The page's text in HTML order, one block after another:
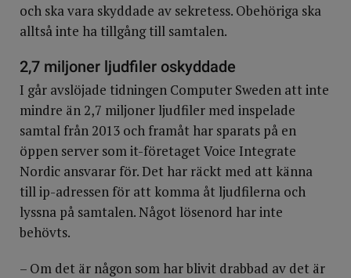
och ska vara skyddade av sekretess. Obehöriga ska
alltså inte ha tillgång till samtalen.
2,7 miljoner ljudfiler oskyddade
I går avslöjade tidningen Computer Sweden att inte
mindre än 2,7 miljoner ljudfiler med inspelade
samtal från 2013 och framåt har sparats på en
öppen server som it-företaget Voice Integrate
Nordic ansvarar för. Det har räckt med att känna
till ip-adressen för att komma åt ljudfilerna och
lyssna på samtalen. Något lösenord har inte
behövts.
– Om det är någon som har blivit drabbad av det är